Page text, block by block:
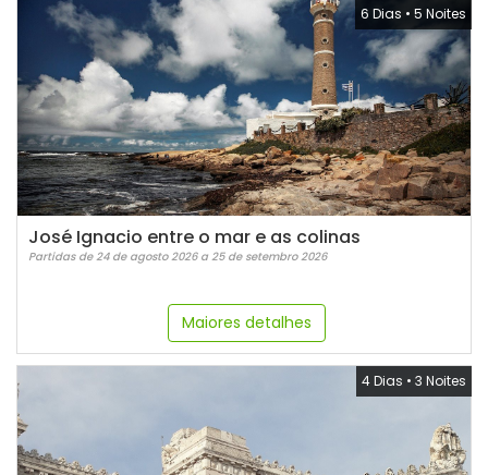
6 Dias • 5 Noites
José Ignacio entre o mar e as colinas
Partidas de 24 de agosto 2026 a 25 de setembro 2026
Maiores detalhes
4 Dias • 3 Noites